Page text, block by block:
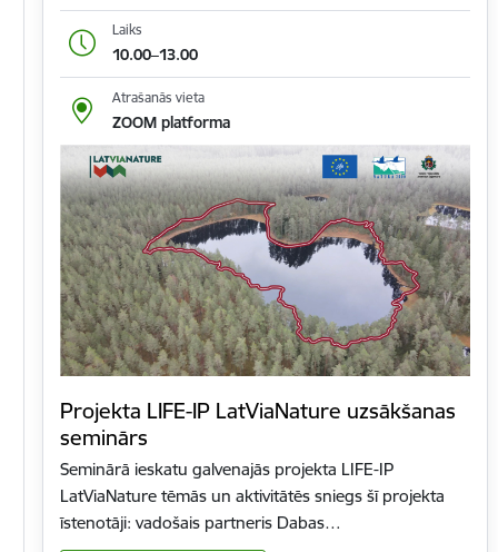
Laiks
10.00–13.00
Atrašanās vieta
ZOOM platforma
Projekta LIFE-IP LatViaNature uzsākšanas
seminārs
Seminārā ieskatu galvenajās projekta LIFE-IP
LatViaNature tēmās un aktivitātēs sniegs šī projekta
īstenotāji: vadošais partneris Dabas…